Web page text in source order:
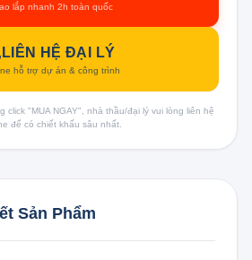
lắp nhanh 2h toàn quốc
LIÊN HỆ ĐẠI LÝ
hỗ trợ dự án & công trình
click "MUA NGAY", nhà thầu/đại lý vui lòng liên hệ
để có chiết khấu sâu nhất.
Sản Phẩm